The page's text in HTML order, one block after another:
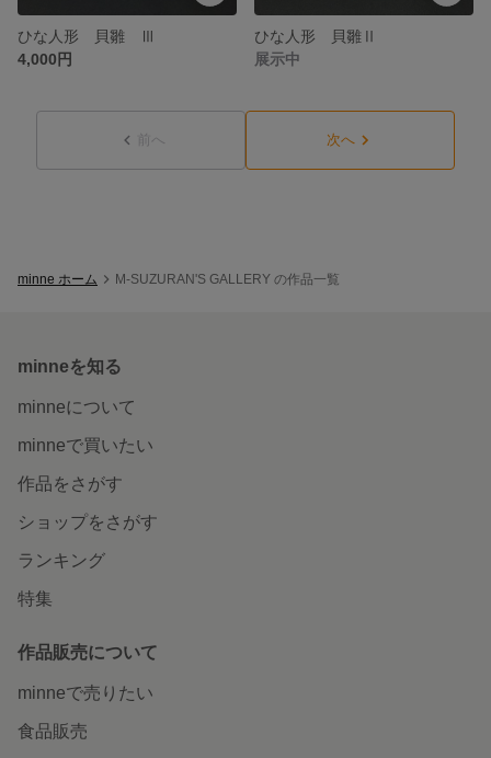
ひな人形 貝雛 Ⅲ
4,000円
ひな人形 貝雛Ⅱ
展示中
前へ 次へ
minne ホーム M-SUZURAN'S GALLERY の作品一覧
minneを知る
minneについて
minneで買いたい
作品をさがす
ショップをさがす
ランキング
特集
作品販売について
minneで売りたい
食品販売